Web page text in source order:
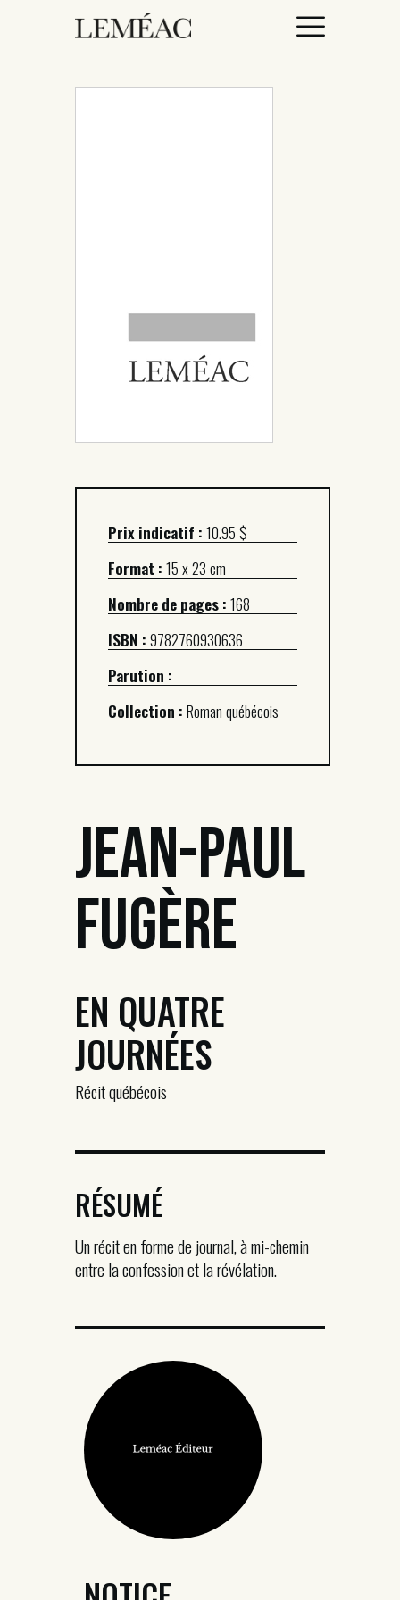
À PROPOS
Prix indicatif :10.95 $
Format :15 x 23 cm
Nombre de pages :168
ISBN :9782760930636
Parution :
Collection :Roman québécois
Jean-Paul
Fugère
EN QUATRE
JOURNÉES
Récit québécois
RÉSUMÉ
Un récit en forme de journal, à mi-chemin
entre la confession et la révélation.